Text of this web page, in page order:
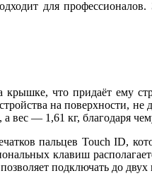
для
что придаёт ему
на поверхности, не
вес — 1,61 кг, благодаря
пальцев Touch ID,
клавиш
подключать до